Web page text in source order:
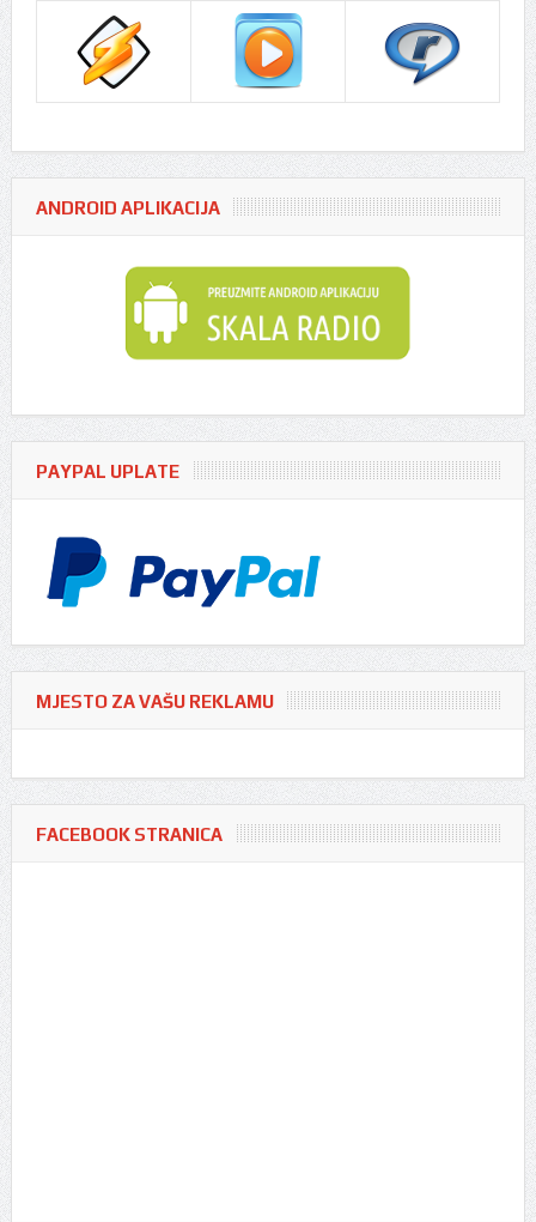
ANDROID APLIKACIJA
PAYPAL UPLATE
MJESTO ZA VAŠU REKLAMU
FACEBOOK STRANICA